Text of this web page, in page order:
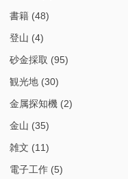
書籍 (48)
登山 (4)
砂金採取 (95)
観光地 (30)
金属探知機 (2)
金山 (35)
雑文 (11)
電子工作 (5)